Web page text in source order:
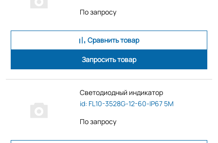
По запросу
Сравнить товар
Запросить товар
Светодиодный индикатор
id: FL10-3528G-12-60-IP67 5M
По запросу